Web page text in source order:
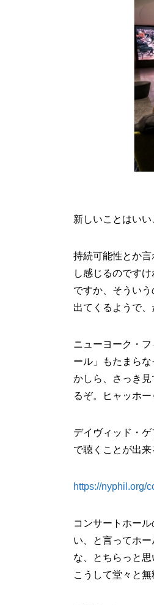
新しいことはいい
持続可能性とか
し感じるのです
ですか、そうい
出てくるようで、
ニューヨーク・
ール」もたまら
かしら、さっき
るぞ。ヒャッホ
デイヴィッド・
で聴くことが出
https://nyphil.org/
コンサートホー
い、と言ってホ
な、とちらっと
こうして堂々と